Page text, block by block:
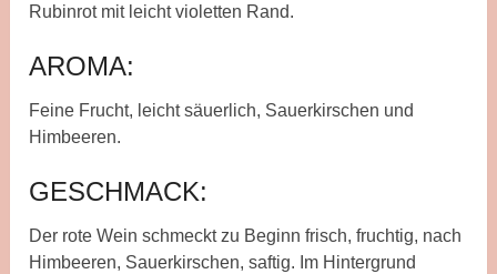
Rubinrot mit leicht violetten Rand.
AROMA:
Feine Frucht, leicht säuerlich, Sauerkirschen und
Himbeeren.
GESCHMACK:
Der rote Wein schmeckt zu Beginn frisch, fruchtig, nach
Himbeeren, Sauerkirschen, saftig. Im Hintergrund